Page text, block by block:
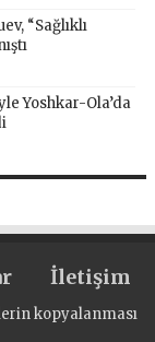
“Sağlıklı
Yoshkar-Ola’da
İletişim
kopyalanması